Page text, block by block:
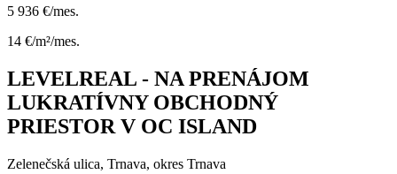
5 936 €/mes.
14 €/m²/mes.
LEVELREAL - NA PRENÁJOM
LUKRATÍVNY OBCHODNÝ
PRIESTOR V OC ISLAND
Zelenečská ulica, Trnava, okres Trnava